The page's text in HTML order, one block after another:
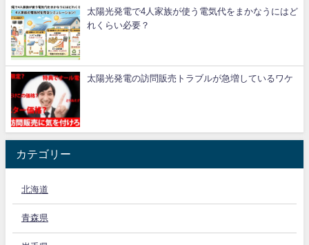
太陽光発電で4人家族が使う電気代をまかなうにはど
れくらい必要？
太陽光発電の訪問販売トラブルが急増しているワケ
カテゴリー
北海道
青森県